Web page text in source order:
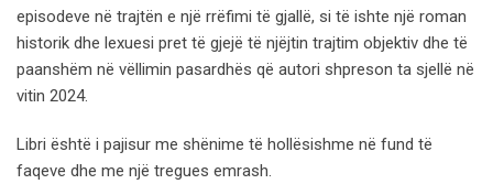
episodeve në trajtën e një rrëfimi të gjallë, si të ishte një roman
historik dhe lexuesi pret të gjejë të njëjtin trajtim objektiv dhe të
paanshëm në vëllimin pasardhës që autori shpreson ta sjellë në
vitin 2024.
Libri është i pajisur me shënime të hollësishme në fund të
faqeve dhe me një tregues emrash.